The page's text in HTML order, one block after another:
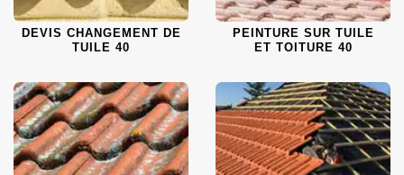
DEVIS CHANGEMENT DE
TUILE 40
PEINTURE SUR TUILE
ET TOITURE 40